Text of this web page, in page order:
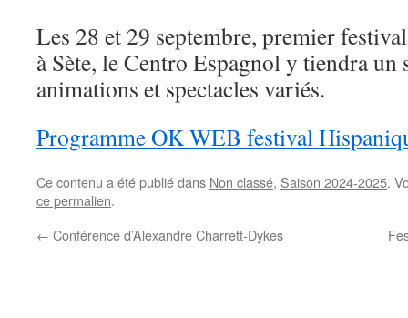
Les 28 et 29 septembre, premier
à Sète, le Centro Espagnol y tiendra un
animations et spectacles variés.
Programme OK WEB festival
Ce contenu a été publié dans Non classé, Saison 2024-2025.
ce permalien.
← Conférence d’Alexandre Charrett-Dykes